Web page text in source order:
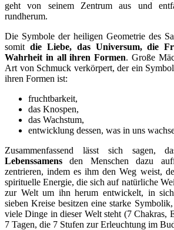
geht von seinem Zentrum aus und
rundherum.
Die Symbole der heiligen Geometrie des
somit die Liebe, das Universum, die
Wahrheit in all ihren Formen. Große
Art von Schmuck verkörpert, der ein
ihren Formen ist:
fruchtbarkeit,
das Knospen,
das Wachstum,
entwicklung dessen, was in uns
Zusammenfassend lässt sich sagen,
Lebenssamens den Menschen dazu
zentrieren, indem es ihm den Weg weist,
spirituelle Energie, die sich auf natürliche
zur Welt um ihn herum entwickelt, in
sieben Kreise besitzen eine starke
viele Dinge in dieser Welt steht (7 Chakras,
7 Tagen, die 7 Stufen zur Erleuchtung im